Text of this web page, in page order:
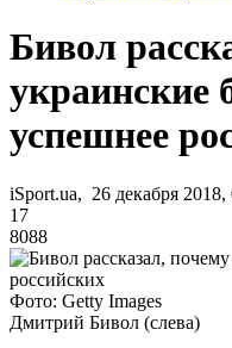
Бивол
украинские
успешнее
iSport.ua, 26 декабря 2018,
17
8088
Фото: Getty Images
Дмитрий Бивол (слева)